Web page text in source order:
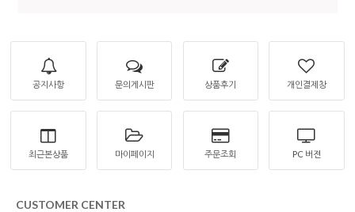
공지사항 문의게시판 상품후기 개인결제창
최근본상품 마이페이지 주문조회 PC 버젼
CUSTOMER CENTER